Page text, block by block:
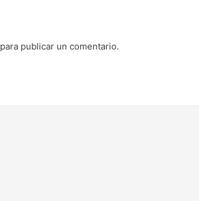
para publicar un comentario.